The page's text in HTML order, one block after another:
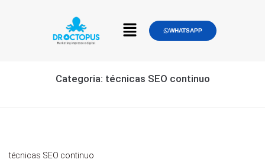
WHATSAPP
Categoria: técnicas SEO continuo
técnicas SEO continuo